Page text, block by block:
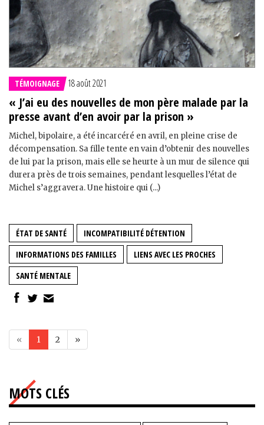
TÉMOIGNAGE 18 août 2021
« J’ai eu des nouvelles de mon père malade par la
presse avant d’en avoir par la prison »
Michel, bipolaire, a été incarcéré en avril, en pleine crise de
décompensation. Sa fille tente en vain d’obtenir des nouvelles
de lui par la prison, mais elle se heurte à un mur de silence qui
durera près de trois semaines, pendant lesquelles l’état de
Michel s’aggravera. Une histoire qui (...)
ÉTAT DE SANTÉ
INCOMPATIBILITÉ DÉTENTION
INFORMATIONS DES FAMILLES
LIENS AVEC LES PROCHES
SANTÉ MENTALE
« 1 2 »
MOTS CLÉS